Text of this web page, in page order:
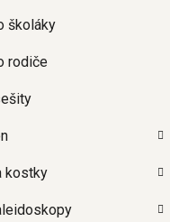
školáky
rodiče
kostky